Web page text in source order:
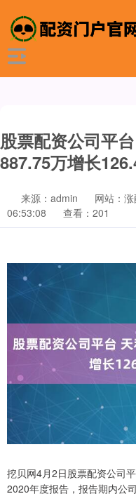
股票配资公司平
887.75万增长
来源：admin 网站：
06:53:08
查看：201
挖贝网4月2日股票配资公司
2020年度报告，报告期内公